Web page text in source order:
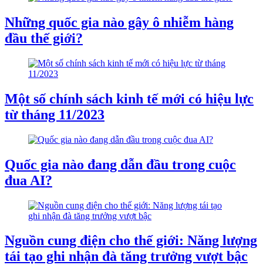
Những quốc gia nào gây ô nhiễm hàng
đầu thế giới?
Một số chính sách kinh tế mới có hiệu lực
từ tháng 11/2023
Quốc gia nào đang dẫn đầu trong cuộc
đua AI?
Nguồn cung điện cho thế giới: Năng lượng
tái tạo ghi nhận đà tăng trưởng vượt bậc